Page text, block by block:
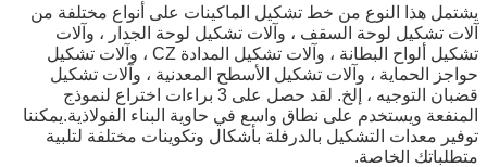
يشتمل هذا النوع من خط تشكيل الماكينات على أنواع مختلفة من
آلات تشكيل لوحة السقف ، وآلات تشكيل لوحة الجدار ، وآلات
تشكيل ألواح البطانة ، وآلات تشكيل المدادة CZ ، وآلات تشكيل
حواجز الحماية ، وآلات تشكيل الأسطح المعدنية ، وآلات تشكيل
قضبان التوجيه ، إلخ. لقد حصل على 3 براءات اختراع لنموذج
المنفعة ويستخدم على نطاق واسع في حاوية البناء الفولاذية.يمكننا
توفير معدات التشكيل بالدرفلة بأشكال وتكوينات مختلفة لتلبية
متطلباتك الخاصة.